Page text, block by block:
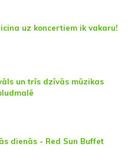
uz koncertiem ik vakaru!
un trīs dzīvās mūzikas
dienās - Red Sun Buffet